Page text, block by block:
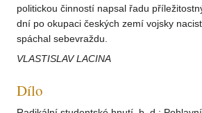
politickou činností napsal řadu
dní po okupaci českých zemí vojsky
spáchal sebevraždu.
VLASTISLAV LACINA
Dílo